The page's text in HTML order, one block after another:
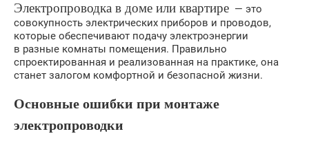
Электропроводка в доме или квартире — это
совокупность электрических приборов и проводов,
которые обеспечивают подачу электроэнергии
в разные комнаты помещения. Правильно
спроектированная и реализованная на практике, она
станет залогом комфортной и безопасной жизни.
Основные ошибки при монтаже
электропроводки